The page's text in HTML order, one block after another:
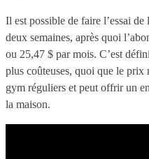
Il est possible de faire l’essai
deux semaines, après quoi
ou 25,47 $ par mois. C’est
plus coûteuses, quoi que le prix
gym réguliers et peut offrir un
la maison.